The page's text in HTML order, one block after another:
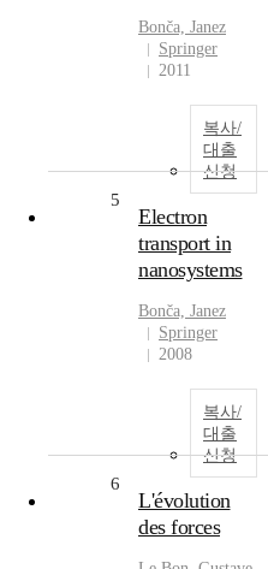
Bonča, Janez
Springer
2011
복사/
대출
신청
5
Electron
transport in
nanosystems
Bonča, Janez
Springer
2008
복사/
대출
신청
6
L'évolution
des forces